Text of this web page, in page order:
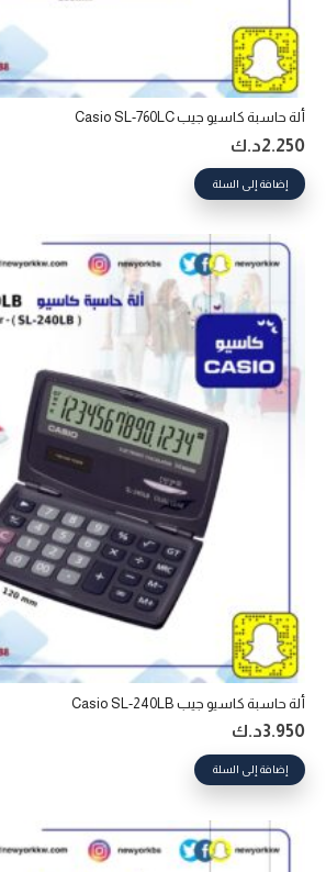
ألة حاسبة كاسيو جيب Casio SL-760LC
2.250د.ك
إضافة إلى السلة
ألة حاسبة كاسيو جيب Casio SL-240LB
3.950د.ك
إضافة إلى السلة